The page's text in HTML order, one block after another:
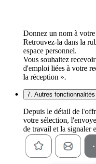
Donnez un nom à votre
Retrouvez-la dans la
espace personnel.
Vous souhaitez
d'emploi liées à votre
la réception ».
7. Autres fonctionnalités
Depuis le détail de
votre sélection,
de travail et la signaler